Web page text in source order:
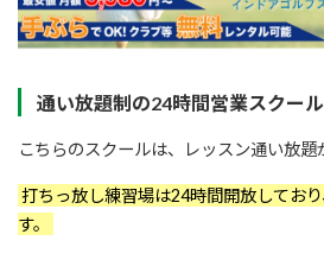
通い放題制の24時間営業スクール
こちらのスクールは、レッスン通い放題
打ちっ放し練習場は24時間開放してお
す。